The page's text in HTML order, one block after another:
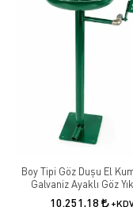
Boy Tipi Göz Duşu El
Galvaniz Ayaklı Göz
İstasyonu
10.251,18